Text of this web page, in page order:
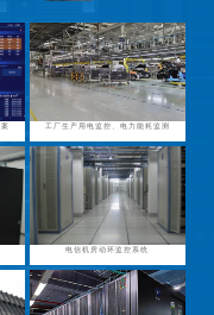
工厂生产用电监控、电力能耗监测
电信机房动环监控系统